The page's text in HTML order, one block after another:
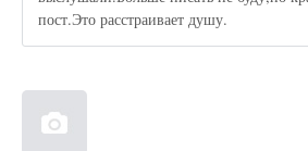
пост.Это расстраивает душу.